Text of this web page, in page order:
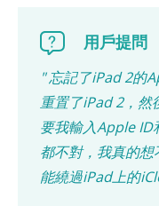
用戶提問
" 忘記了iPad 2的
重置了iPad 2，然
要我輸入Apple ID
都不對，我真的
能繞過iPad上的